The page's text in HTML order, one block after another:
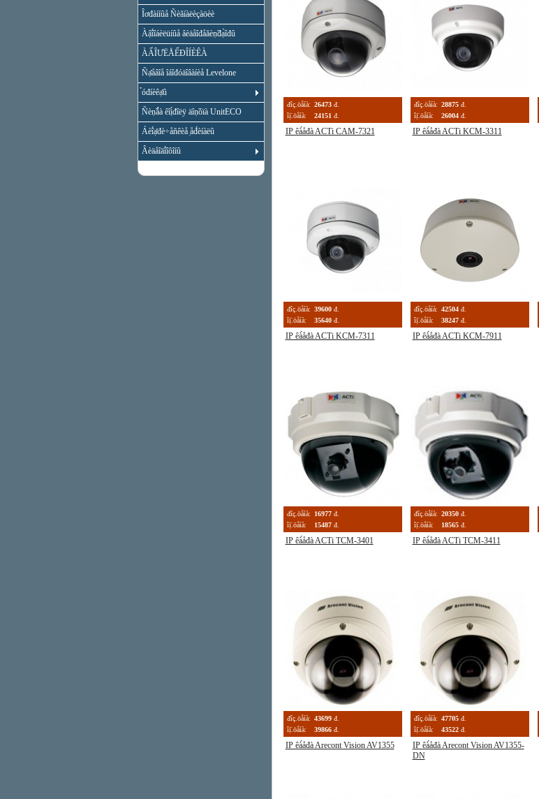
Îơđàííûå Ñèăíàëèçàöèè
Àậî́îáèëüíûå âèäåîđåăèṇ̃đạ̀îđû
ÀẨÎƯËÅỂĐÎÍÈÊÀ
Ñạ̊åâîå îáîđóäîâàíèå Levelone
̉óđíèêạ̊û
Ñèṇ̃ǻà êîị́đîëÿ äîṇ̃óïà UnitECO
Áèî́ạ̊đè÷åñêèå ̣åđ́èíàëû
Âèäåîäî́îôîíû
đîç.öåíà: 26473 đ.
îị̈.öåíà:
24151 đ.
IP êà́åđà ACTi CAM-7321
đîç.öåíà: 28875 đ.
îị̈.öåíà:
26004 đ.
IP êà́åđà ACTi KCM-3311
đîç.öåíà: 39600 đ.
îị̈.öåíà:
35640 đ.
IP êà́åđà ACTi KCM-7311
đîç.öåíà: 42504 đ.
îị̈.öåíà:
38247 đ.
IP êà́åđà ACTi KCM-7911
đîç.öåíà: 16977 đ.
îị̈.öåíà:
15487 đ.
IP êà́åđà ACTi TCM-3401
đîç.öåíà: 20350 đ.
îị̈.öåíà:
18565 đ.
IP êà́åđà ACTi TCM-3411
đîç.öåíà: 43699 đ.
îị̈.öåíà:
39866 đ.
IP êà́åđà Arecont Vision AV1355
đîç.öåíà: 47705 đ.
îị̈.öåíà:
43522 đ.
IP êà́åđà Arecont Vision AV1355-
DN